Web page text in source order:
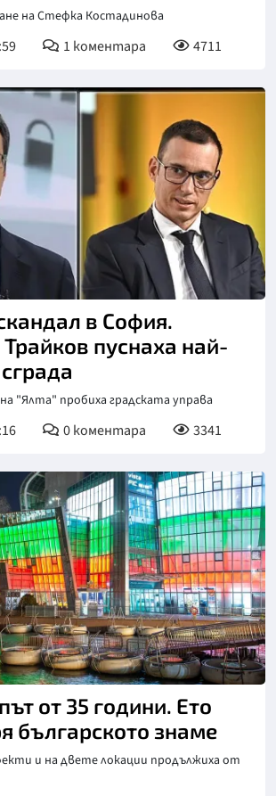
на Стефка Костадинова
1 коментара 4711
в София.
Трайков пуснаха най-
"Ялта" пробиха градската управа
0коментара 3341
от 35 години. Ето
българското знаме
и на двете локации продължиха от